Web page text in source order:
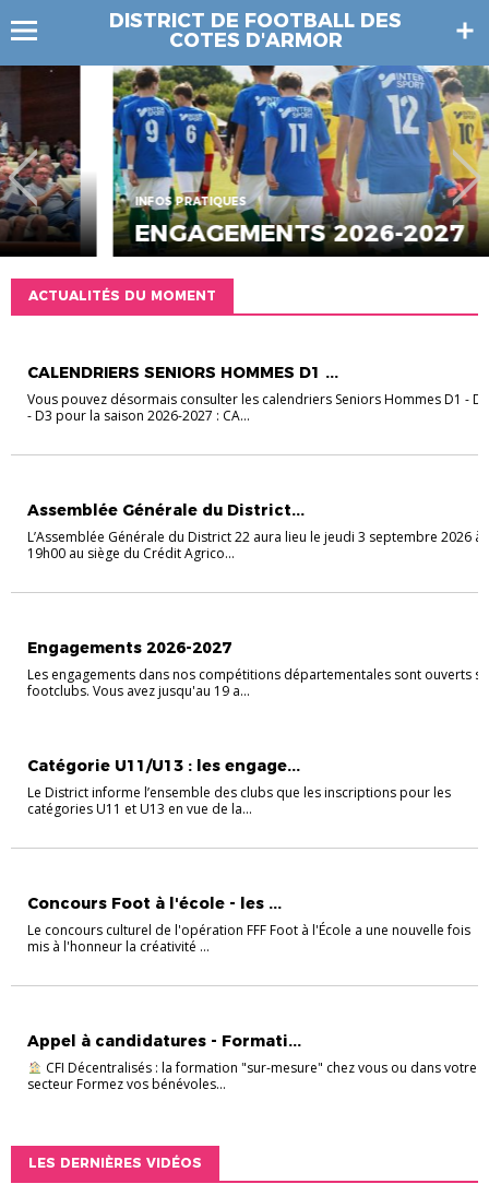
DISTRICT DE FOOTBALL DES
COTES D'ARMOR
INFOS PRATIQUES
ENGAGEMENTS 2026-2027
ACTUALITÉS DU MOMENT
CALENDRIERS SENIORS HOMMES D1 ...
Vous pouvez désormais consulter les calendriers Seniors Hommes D1 - D2
- D3 pour la saison 2026-2027 : CA...
Assemblée Générale du District...
L’Assemblée Générale du District 22 aura lieu le jeudi 3 septembre 2026 à
19h00 au siège du Crédit Agrico...
Engagements 2026-2027
Les engagements dans nos compétitions départementales sont ouverts
footclubs. Vous avez jusqu'au 19 a...
Catégorie U11/U13 : les engage...
Le District informe l’ensemble des clubs que les inscriptions pour les
catégories U11 et U13 en vue de la...
Concours Foot à l'école - les ...
Le concours culturel de l'opération FFF Foot à l'École a une nouvelle fois
mis à l'honneur la créativité ...
Appel à candidatures - Formati...
CFI Décentralisés : la formation "sur-mesure" chez vous ou dans votre
secteur Formez vos bénévoles...
LES DERNIÈRES VIDÉOS